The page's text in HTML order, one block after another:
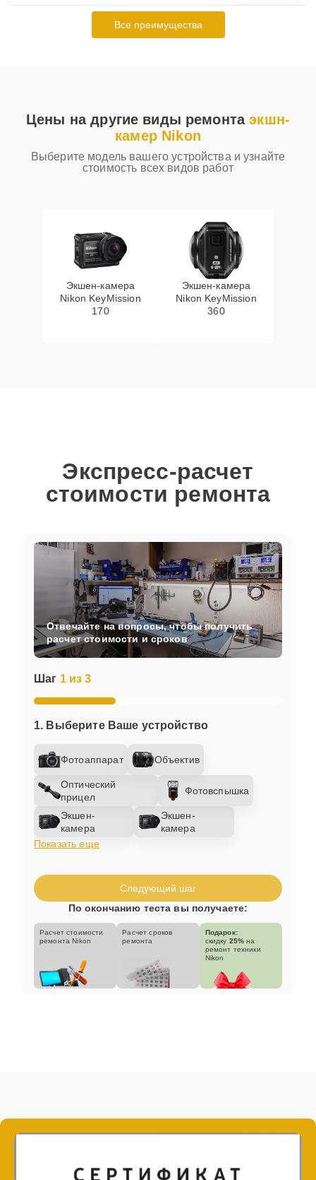
Все преимущества
Цены на другие виды ремонтаэкшн-
камер Nikon
Выберите модель вашего устройства и узнайте
стоимость всех видов работ
Экшен-камера
Nikon KeyMission
170
Экшен-камера
Nikon KeyMission
360
Экспресс-расчет
стоимости ремонта
Шаг 1 из 3
1. Выберите Ваше устройство
Фотоаппарат Объектив
Оптический
прицел
Фотовспышка
Экшен-
камера
Экшен-
камера
Показать еще
Отвечайте на вопросы, чтобы получить
расчет стоимости и сроков
Следующий шаг
По окончанию теста вы получаете:
Расчет стоимости
ремонта Nikon
Расчет сроков
ремонта
Подарок:
скидку 25% на
ремонт техники
Nikon